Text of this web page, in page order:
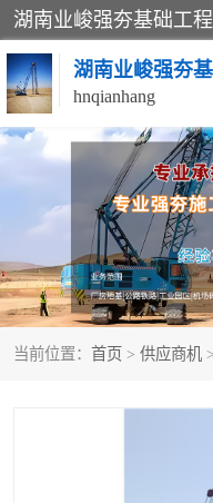
湖南业峻强夯
hnqianhang
当前位置： 首页 > 供应商机
强夯施工案例
强夯施工工程
强夯队伍